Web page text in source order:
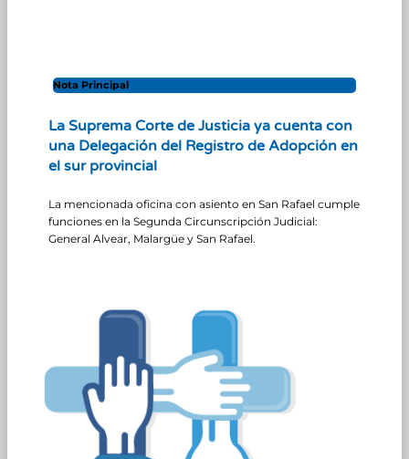
Nota Principal
La Suprema Corte de Justicia ya cuenta con
una Delegación del Registro de Adopción en
el sur provincial
La mencionada oficina con asiento en San Rafael cumple
funciones en la Segunda Circunscripción Judicial:
General Alvear, Malargüe y San Rafael.